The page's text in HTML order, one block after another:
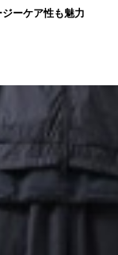
ーケア性も魅力